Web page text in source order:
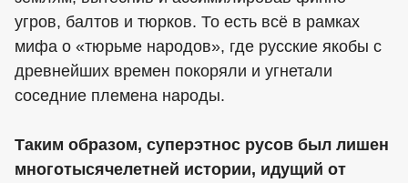
угров, балтов и тюрков. То есть всё в рамках
мифа о «тюрьме народов», где русские якобы с
древнейших времен покоряли и угнетали
соседние племена народы.
Таким образом, суперэтнос русов был лишен
многотысячелетней истории, идущий от